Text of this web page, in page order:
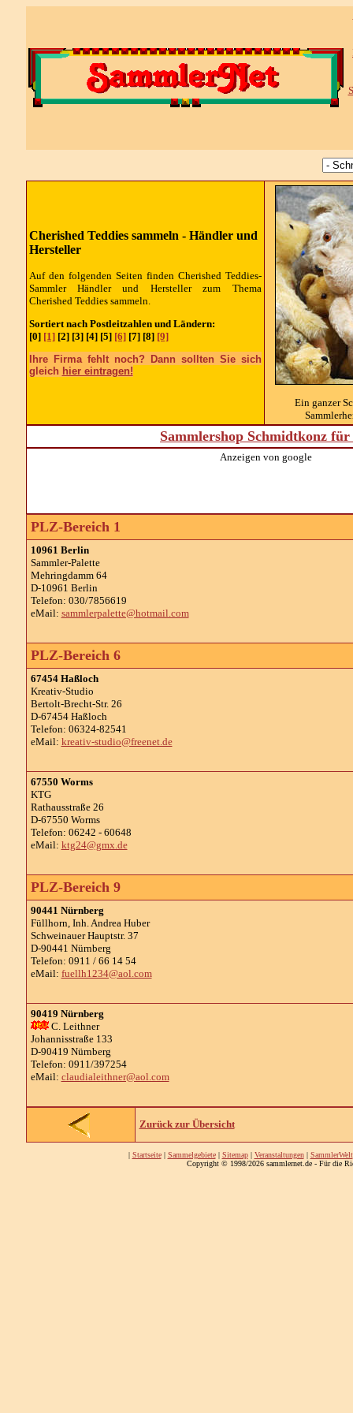
Cherished Teddies sammeln - Händler und
Hersteller
Auf den folgenden Seiten finden Cherished Teddies-
Sammler Händler und Herstellerzum Thema
Cherished Teddies sammeln.
Sortiert nach Postleitzahlen und Ländern:
[0] [1][2] [3] [4] [5] [6][7] [8] [9]
Ihre Firma fehlt noch? Dann sollten Sie sich
gleich hier eintragen!
Ein ganzer
Sammlershop Schmidtkonz
Anzeigen von google
PLZ-Bereich 1
10961 Berlin
Sammler-Palette
Mehringdamm 64
D-10961 Berlin
Telefon: 030/7856619
eMail: sammlerpalette@hotmail.com
PLZ-Bereich 6
67454 Haßloch
Kreativ-Studio
Bertolt-Brecht-Str. 26
D-67454 Haßloch
Telefon: 06324-82541
eMail: kreativ-studio@freenet.de
67550 Worms
KTG
Rathausstraße 26
D-67550 Worms
Telefon: 06242 - 60648
eMail: ktg24@gmx.de
PLZ-Bereich 9
90441 Nürnberg
Füllhorn, Inh. Andrea Huber
Schweinauer Hauptstr. 37
D-90441 Nürnberg
Telefon: 0911 / 66 14 54
eMail: fuellh1234@aol.com
90419 Nürnberg
C. Leithner
Johannisstraße 133
D-90419 Nürnberg
Telefon: 0911/397254
eMail: claudialeithner@aol.com
Zurück zur Übersicht
| Startseite| Sammelgebiete| Sitemap| Veranstaltungen| SammlerWelt
Copyright © 1998/2026 sammlernet.de - Für die